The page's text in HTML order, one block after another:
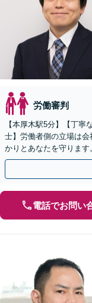
労働審判
【本厚木駅5分】【丁
士】労働者側の立場は
かりとあなたを守りま
弁護士にご相談くださ
電話でお問い